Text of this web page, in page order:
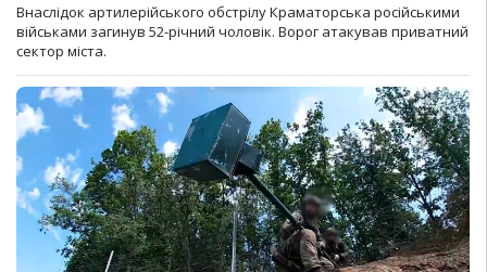
Внаслідок артилерійського обстрілу Краматорська російськими
військами загинув 52-річний чоловік. Ворог атакував приватний
сектор міста.